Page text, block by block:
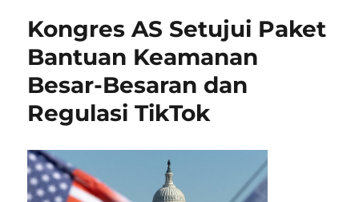
Kongres AS Setujui Paket
Bantuan Keamanan
Besar-Besaran dan
Regulasi TikTok